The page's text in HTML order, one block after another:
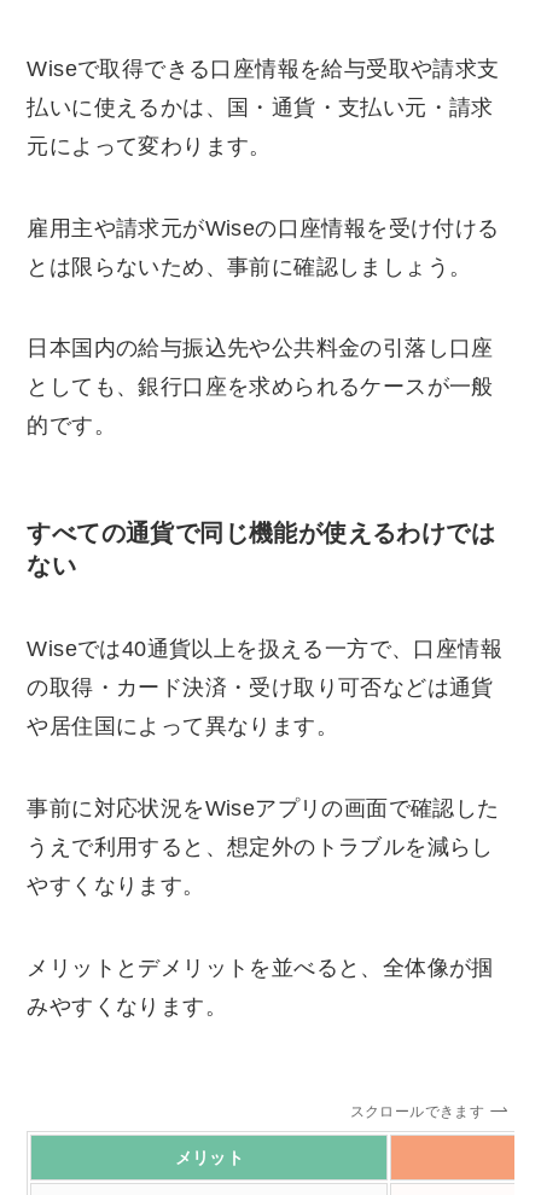
Wiseで取得できる口座情報を給与受取や請求支
払いに使えるかは、国・通貨・支払い元・請求
元によって変わります。
雇用主や請求元がWiseの口座情報を受け付ける
とは限らないため、事前に確認しましょう。
日本国内の給与振込先や公共料金の引落し口座
としても、銀行口座を求められるケースが一般
的です。
すべての通貨で同じ機能が使えるわけでは
ない
Wiseでは40通貨以上を扱える一方で、口座情報
の取得・カード決済・受け取り可否などは通貨
や居住国によって異なります。
事前に対応状況をWiseアプリの画面で確認した
うえで利用すると、想定外のトラブルを減らし
やすくなります。
メリットとデメリットを並べると、全体像が掴
みやすくなります。
スクロールできます
メリット